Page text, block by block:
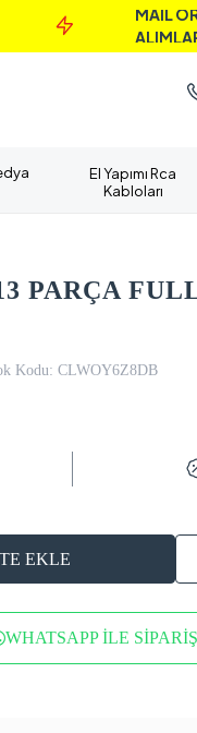
MAİL ORDER İLE
ALIMLARDA
El Yapımı Rca
Kabloları
PARÇA
Kodu: CLWOY6Z8DB
EKLE
WHATSAPP İLE